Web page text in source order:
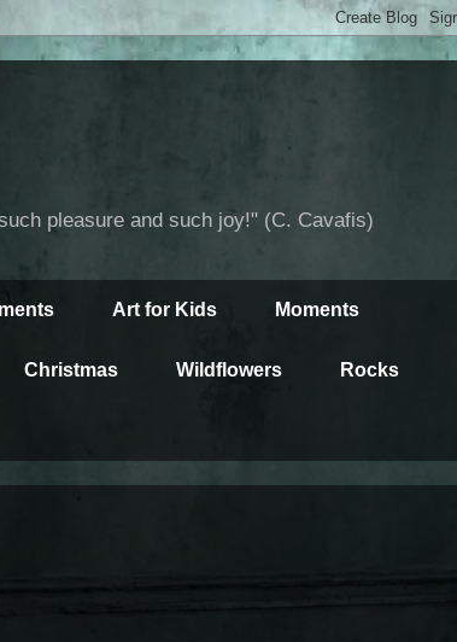
pleasure and such joy!" (C. Cavafis)
Art for Kids Moments
Christmas Wildflowers Rocks